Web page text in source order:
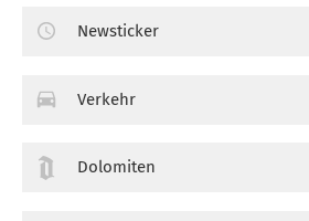
Newsticker
Verkehr
Dolomiten